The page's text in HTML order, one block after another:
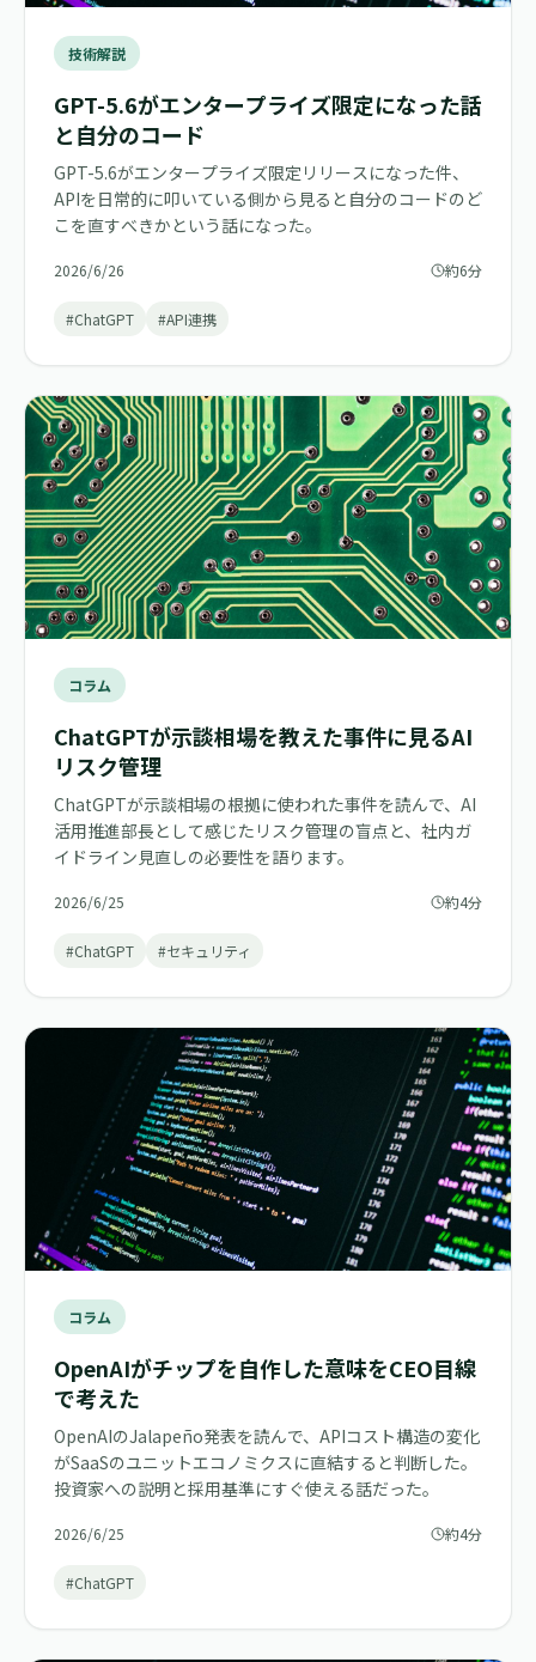
技術解説
GPT-5.6がエンタープライズ限定になった話
と自分のコード
GPT-5.6がエンタープライズ限定リリースになった件、
APIを日常的に叩いている側から見ると自分のコードのど
こを直すべきかという話になった。
2026/6/26 約6分
#ChatGPT #API連携
コラム
ChatGPTが示談相場を教えた事件に見るAI
リスク管理
ChatGPTが示談相場の根拠に使われた事件を読んで、AI
活用推進部長として感じたリスク管理の盲点と、社内ガ
イドライン見直しの必要性を語ります。
2026/6/25 約4分
#ChatGPT #セキュリティ
コラム
OpenAIがチップを自作した意味をCEO目線
で考えた
OpenAIのJalapeño発表を読んで、APIコスト構造の変化
がSaaSのユニットエコノミクスに直結すると判断した。
投資家への説明と採用基準にすぐ使える話だった。
2026/6/25 約4分
#ChatGPT